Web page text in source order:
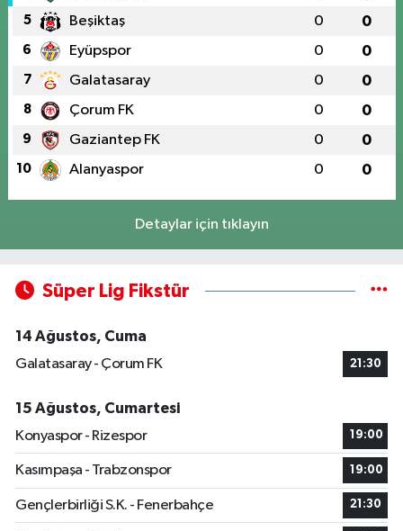
5 Beşiktaş 0 0
6 Eyüpspor 0 0
7 Galatasaray 0 0
8 Çorum FK 0 0
9 Gaziantep FK 0 0
10 Alanyaspor 0 0
Detaylar için tıklayın
Süper Lig Fikstür
14 Ağustos, Cuma
Galatasaray - Çorum FK
21:30
15 Ağustos, Cumartesi
Konyaspor - Rizespor
19:00
Kasımpaşa - Trabzonspor 19:00
Gençlerbirliği S.K. - Fenerbahçe 21:30